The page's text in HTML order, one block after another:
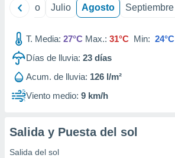
e
mediante
publicidad
de
Junio Julio Agosto Septiembre
T. Media: 27°C Max.: 31°C Min: 24°C
Días de lluvia: 23 días
Acum. de lluvia: 126 l/m²
Viento medio: 9 km/h
Salida y Puesta del sol
Salida del sol